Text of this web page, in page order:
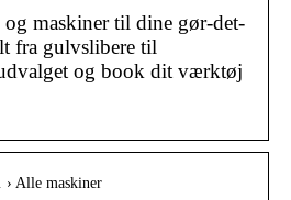
maskiner til dine gør-det-
fra gulvslibere til
og book dit værktøj
Alle maskiner